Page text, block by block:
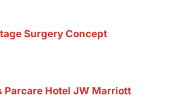
Surgery Concept
Parcare Hotel JW Marriott